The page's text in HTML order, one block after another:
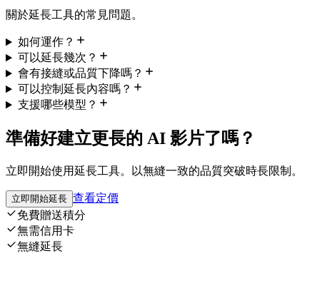
關於延長工具的常見問題。
如何運作？
可以延長幾次？
會有接縫或品質下降嗎？
可以控制延長內容嗎？
支援哪些模型？
準備好建立更長的 AI 影片了嗎？
立即開始使用延長工具。以無縫一致的品質突破時長限制。
立即開始延長 查看定價
免費贈送積分
無需信用卡
無縫延長